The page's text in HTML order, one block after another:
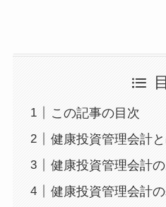
この記事の目次
健康投資管理会計
健康投資管理会計
健康投資管理会計